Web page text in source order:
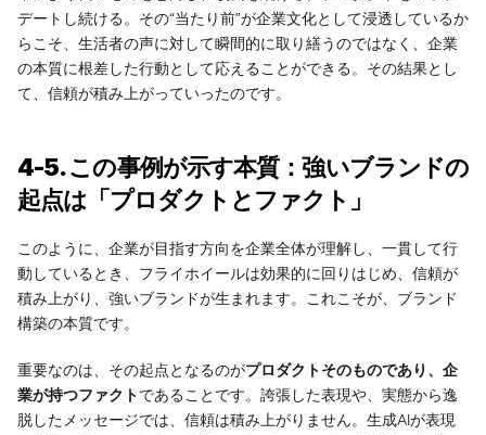
デートし続ける。その“当たり前”が企業文化として浸透しているか
らこそ、生活者の声に対して瞬間的に取り繕うのではなく、企業
の本質に根差した行動として応えることができる。その結果とし
て、信頼が積み上がっていったのです。
4-5. この事例が示す本質：強いブランドの
起点は「プロダクトとファクト」
このように、企業が目指す方向を企業全体が理解し、一貫して行
動しているとき、フライホイールは効果的に回りはじめ、信頼が
積み上がり、強いブランドが生まれます。これこそが、ブランド
構築の本質です。
重要なのは、その起点となるのがプロダクトそのものであり、企
業が持つファクト であることです。誇張した表現や、実態から逸
脱したメッセージでは、信頼は積み上がりません。生成AIが表現